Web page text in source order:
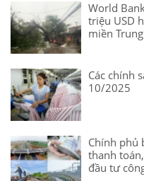
World
triệu USD
miền Trung
Các chính
10/2025
Chính phủ
thanh
đầu tư